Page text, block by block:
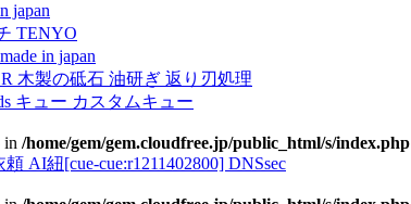
japan
TENYO
in japan
木製の砥石 油研ぎ 返り刃処理
キュー カスタムキュー
in /home/gem/gem.cloudfree.jp/public_html/s/index.php
AI紐[cue-cue:r1211402800] DNSsec